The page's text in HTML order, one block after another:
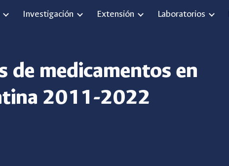
Skip to navigation
Investigación Extensión Laboratorios
de medicamentos en
2011-2022